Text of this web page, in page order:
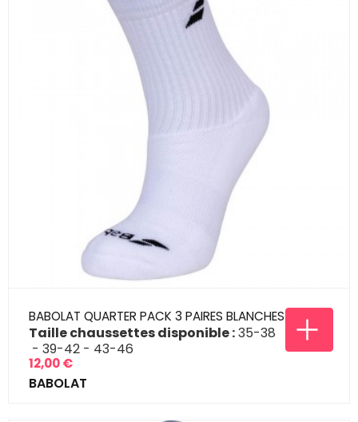
BABOLAT QUARTER PACK 3 PAIRES BLANCHES
Prix
12,00 €
Taille chaussettes disponible :35-38
39-42
43-46
BABOLAT